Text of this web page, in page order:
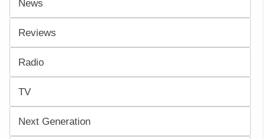
News
Reviews
Radio
TV
Next Generation